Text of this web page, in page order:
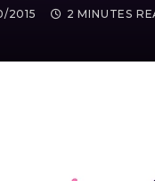
2015 2 MINUTES